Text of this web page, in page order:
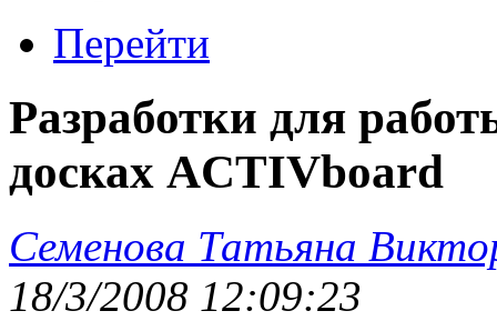
Перейти
Разработки для
досках ACTIVboard
Семенова Татьяна
18/3/2008 12:09:23